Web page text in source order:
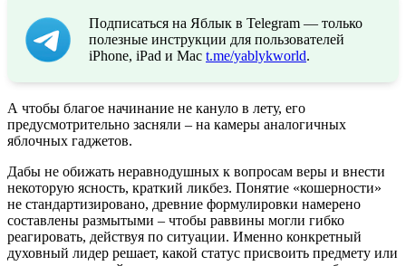
Подписаться на Яблык в Telegram — только
полезные инструкции для пользователей
iPhone, iPad и Mac t.me/yablykworld.
А чтобы благое начинание не кануло в лету, его
предусмотрительно засняли – на камеры аналогичных
яблочных гаджетов.
Дабы не обижать неравнодушных к вопросам веры и внести
некоторую ясность, краткий ликбез. Понятие «кошерности»
не стандартизировано, древние формулировки намерено
составлены размытыми – чтобы раввины могли гибко
реагировать, действуя по ситуации. Именно конкретный
духовный лидер решает, какой статус присвоить предмету или